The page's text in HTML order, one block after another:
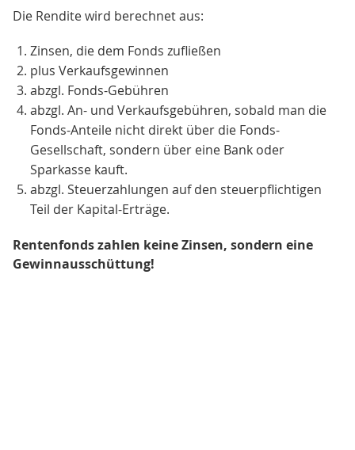
Die Rendite wird berechnet aus:
Zinsen, die dem Fonds zufließen
plus Verkaufsgewinnen
abzgl. Fonds-Gebühren
abzgl. An- und Verkaufsgebühren, sobald man die
Fonds-Anteile nicht direkt über die Fonds-
Gesellschaft, sondern über eine Bank oder
Sparkasse kauft.
abzgl. Steuerzahlungen auf den steuerpflichtigen
Teil der Kapital-Erträge.
Rentenfonds zahlen keine Zinsen, sondern eine
Gewinnausschüttung!